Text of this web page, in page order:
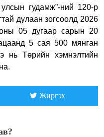
гудамж”-ний 120-р
дулаан зогсоолд 2026
05 дугаар сарын 20
5 сая 500 мянган
нь Төрийн хэмнэлтийн
Жиргэх